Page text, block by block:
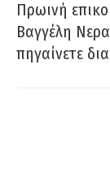
Πρωινή
Βαγγέλη
πηγαίνετε